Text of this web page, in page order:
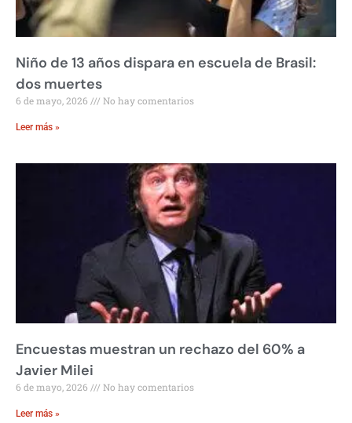
Niño de 13 años dispara en escuela de Brasil:
dos muertes
6 de mayo, 2026 No hay comentarios
Leer más »
Encuestas muestran un rechazo del 60% a
Javier Milei
6 de mayo, 2026 No hay comentarios
Leer más »